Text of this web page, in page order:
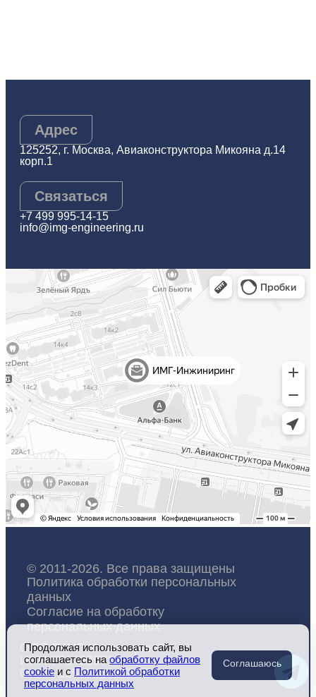
Адрес
125252, г. Москва, Авиаконструктора Микояна д.14
корп.1
Связаться
+7 499 995-14-15
info@img-engineering.ru
© 2011-2026. Все права защищены
Политика обработки персональных
данных
Согласие на обработку
персональных данных
ООО "ИМГ-Инжиниринг"
ИНН 7714325712
ОГРН 1157746017395
Продолжая использовать сайт, вы
соглашаетесь на обработку файлов
cookie и c Политикой обработки
персональных данных
Соглашаюсь